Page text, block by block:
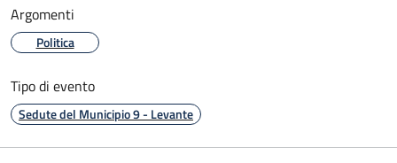
Argomenti
Politica
Tipo di evento
Sedute del Municipio 9 - Levante